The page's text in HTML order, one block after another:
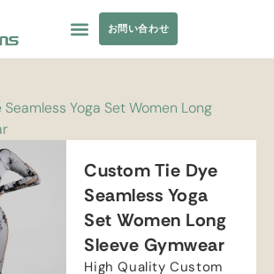
お問い合わせ
Yoga Set Women Long
Custom Tie Dye
Seamless Yoga
Set Women Long
Sleeve Gymwear
High Quality Custom